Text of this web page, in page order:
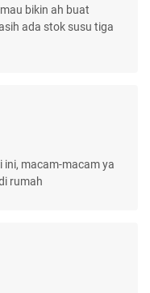
bikin ah buat
ada stok susu tiga
ini, macam-macam ya
rumah